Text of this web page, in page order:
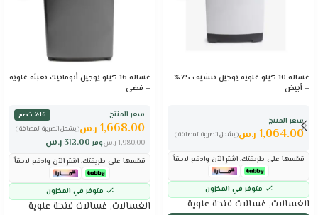
غسالة 10 كيلو علوية يوجين تنشيف 75%
– أبيض
سعر المنتج
( يشمل الضريبة المضافة ) 1,064.00 ر.س
قسّمها على طريقتك. اشترِ الآن وادفع لاحقاً
متوفر في المخزون
الغسالات, غسالات فتحة علوية
غسالة 16 كيلو يوجين أتوماتيك تعبئة علوية
– فضى
سعر المنتج
٪16 خصم
( يشمل الضريبة المضافة )
1,668.00 ر.س
وفر 312.00 ر.س 1,980.00 ر.س
قسّمها على طريقتك. اشترِ الآن وادفع لاحقاً
متوفر في المخزون
الغسالات, غسالات فتحة علوية